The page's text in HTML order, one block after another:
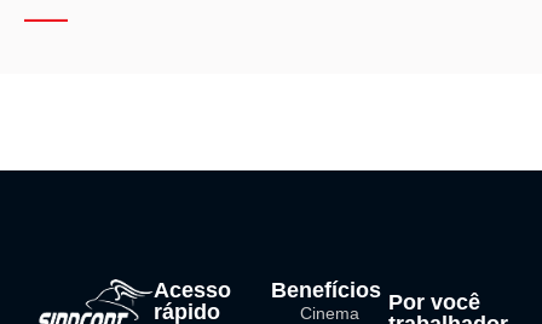
Acesso
rápido
Benefícios
Cinema
Por você